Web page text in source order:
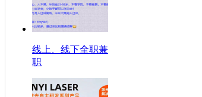
线上、线下全职兼
职